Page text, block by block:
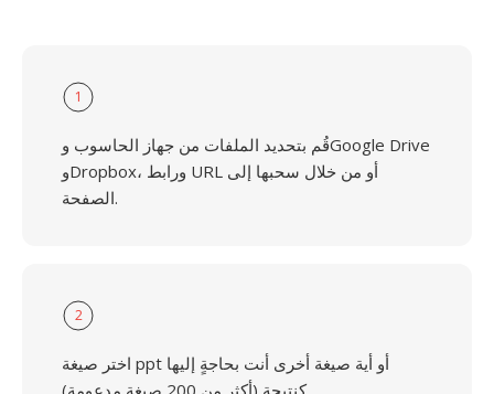
1
قُم بتحديد الملفات من جهاز الحاسوب وGoogle Drive
وDropbox، ورابط URL أو من خلال سحبها إلى
الصفحة.
2
اختر صيغة ppt أو أية صيغة أخرى أنت بحاجةٍ إليها
كنتيجة (أكثر من 200 صيغة مدعومة)